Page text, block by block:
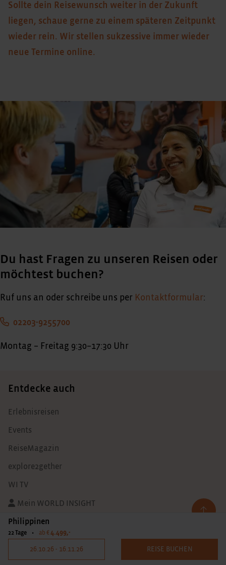
Sollte dein Reisewunsch weiter in der Zukunft
liegen, schaue gerne zu einem späteren Zeitpunkt
wieder rein. Wir stellen sukzessive immer wieder
neue Termine online.
Du hast Fragen zu unseren Reisen oder
möchtest buchen?
Ruf uns an oder schreibe uns per Kontaktformular:
02203-9255700
Montag – Freitag 9:30–17:30 Uhr
Philippinen
22 Tage • ab € 4.499,-
26.10.26 - 16.11.26 REISE BUCHEN
Entdecke auch
Erlebnisreisen
Events
ReiseMagazin
explore2gether
WI TV
Mein WORLD INSIGHT
Unternehmen
Unser Team